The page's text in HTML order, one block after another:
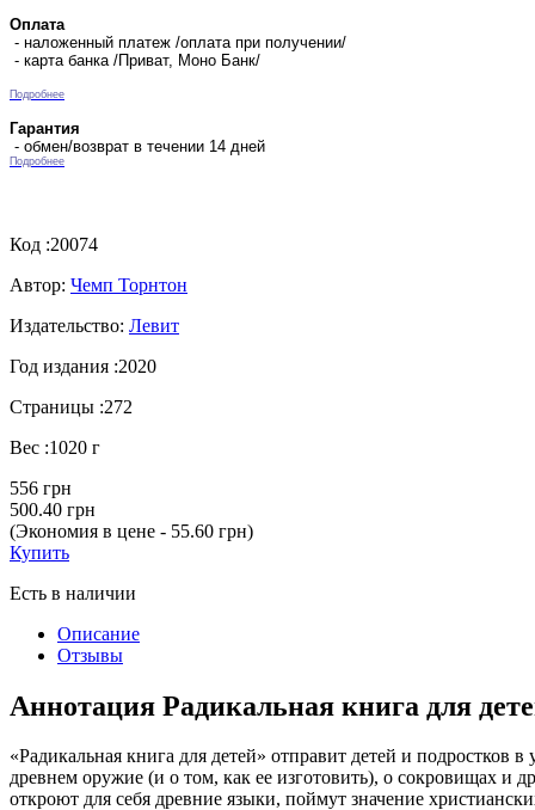
Оплата
- наложенный платеж /оплата при получении/
- карта банка /Приват, Моно Банк/
Подробнее
Гарантия
- обмен/возврат в течении 14 дней
Подробнее
Код :20074
Автор: Чемп Торнтон
Издательство: Левит
Год издания :2020
Страницы :272
Вес :1020 г
556 грн
500.40 грн
(Экономия в цене - 55.60 грн)
Купить
Есть в наличии
Описание
Отзывы
Аннотация Радикальная книга для
«Радикальная книга для детей» отправит детей и подростков
древнем оружие (и о том, как ее изготовить), о сокровищах и
откроют для себя древние языки, поймут значение